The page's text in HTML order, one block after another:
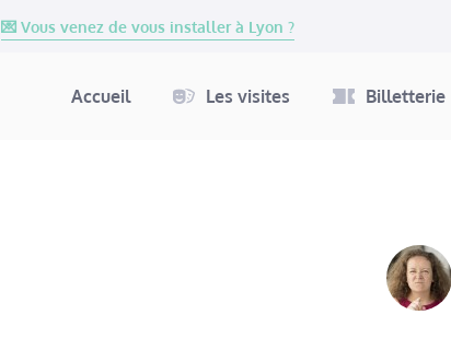
💌 Vous venez de vous installer à Lyon ?
Accueil Les visites Billetterie